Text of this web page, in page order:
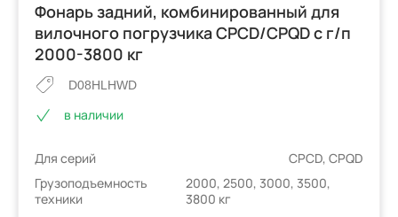
Фонарь задний, комбинированный для
вилочного погрузчика CPCD/CPQD с г/п
2000-3800 кг
D08HLHWD
в наличии
Для серий
CPCD, CPQD
Грузоподъемность
техники
2000, 2500, 3000, 3500,
3800 кг